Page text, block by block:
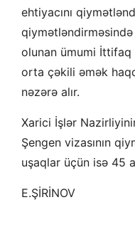
ehtiyacını
olunan ümumi
orta çəkili əmək
nəzərə alır.
Xarici İşlər
Şengen vizasının
uşaqlar üçün isə 45
E.ŞİRİNOV